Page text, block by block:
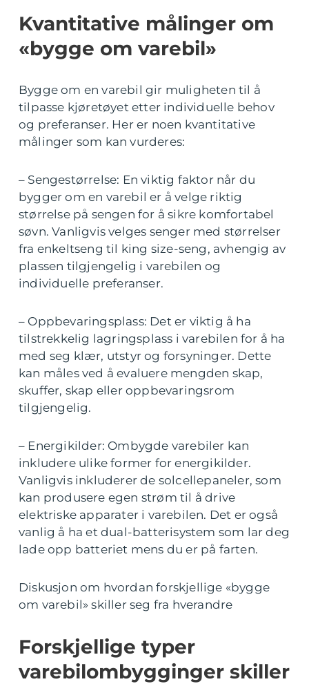
Kvantitative målinger om
«bygge om varebil»
Bygge om en varebil gir muligheten til å
tilpasse kjøretøyet etter individuelle behov
og preferanser. Her er noen kvantitative
målinger som kan vurderes:
– Sengestørrelse: En viktig faktor når du
bygger om en varebil er å velge riktig
størrelse på sengen for å sikre komfortabel
søvn. Vanligvis velges senger med størrelser
fra enkeltseng til king size-seng, avhengig av
plassen tilgjengelig i varebilen og
individuelle preferanser.
– Oppbevaringsplass: Det er viktig å ha
tilstrekkelig lagringsplass i varebilen for å ha
med seg klær, utstyr og forsyninger. Dette
kan måles ved å evaluere mengden skap,
skuffer, skap eller oppbevaringsrom
tilgjengelig.
– Energikilder: Ombygde varebiler kan
inkludere ulike former for energikilder.
Vanligvis inkluderer de solcellepaneler, som
kan produsere egen strøm til å drive
elektriske apparater i varebilen. Det er også
vanlig å ha et dual-batterisystem som lar deg
lade opp batteriet mens du er på farten.
Diskusjon om hvordan forskjellige «bygge
om varebil» skiller seg fra hverandre
Forskjellige typer
varebilombygginger skiller